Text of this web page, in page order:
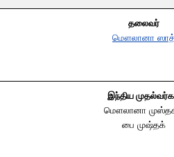
தலைவர்
மௌலானா
இந்திய
மௌலானா
பை முஷ்தக்